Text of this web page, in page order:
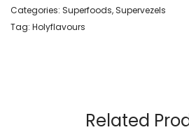
Categories: Superfoods, Supervezels
Tag: Holyflavours
Related